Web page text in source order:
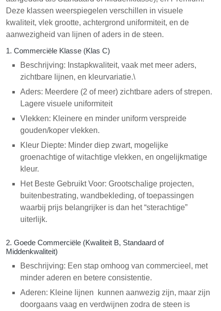
Deze klassen weerspiegelen verschillen in visuele
kwaliteit, vlek grootte, achtergrond uniformiteit, en de
aanwezigheid van lijnen of aders in de steen.
1. Commerciële Klasse (Klas C)
Beschrijving: Instapkwaliteit, vaak met meer aders,
zichtbare lijnen, en kleurvariatie.\
Aders: Meerdere (2 of meer) zichtbare aders of strepen.
Lagere visuele uniformiteit
Vlekken: Kleinere en minder uniform verspreide
gouden/koper vlekken.
Kleur Diepte: Minder diep zwart, mogelijke
groenachtige of witachtige vlekken, en ongelijkmatige
kleur.
Het Beste Gebruikt Voor: Grootschalige projecten,
buitenbestrating, wandbekleding, of toepassingen
waarbij prijs belangrijker is dan het “sterachtige”
uiterlijk.
2. Goede Commerciële (Kwaliteit B, Standaard of
Middenkwaliteit)
Beschrijving: Een stap omhoog van commercieel, met
minder aderen en betere consistentie.
Aderen: Kleine lijnen kunnen aanwezig zijn, maar zijn
doorgaans vaag en verdwijnen zodra de steen is